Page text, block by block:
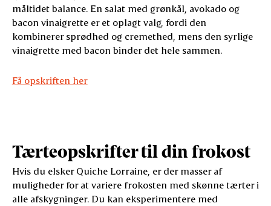
måltidet balance. En salat med grønkål, avokado og
bacon vinaigrette er et oplagt valg, fordi den
kombinerer sprødhed og cremethed, mens den syrlige
vinaigrette med bacon binder det hele sammen.
Få opskriften her
Tærteopskrifter til din frokost
Hvis du elsker Quiche Lorraine, er der masser af
muligheder for at variere frokosten med skønne tærter i
alle afskygninger. Du kan eksperimentere med